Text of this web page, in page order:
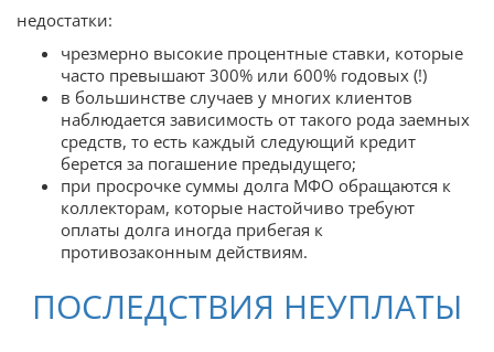
недостатки:
чрезмерно высокие процентные ставки, которые
часто превышают 300% или 600% годовых (!)
в большинстве случаев у многих клиентов
наблюдается зависимость от такого рода заемных
средств, то есть каждый следующий кредит
берется за погашение предыдущего;
при просрочке суммы долга МФО обращаются к
коллекторам, которые настойчиво требуют
оплаты долга иногда прибегая к
противозаконным действиям.
ПОСЛЕДСТВИЯ НЕУПЛАТЫ